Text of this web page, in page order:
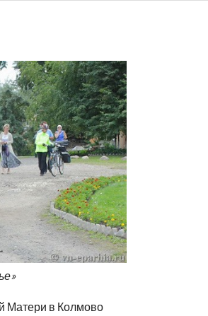
Матери в Колмово